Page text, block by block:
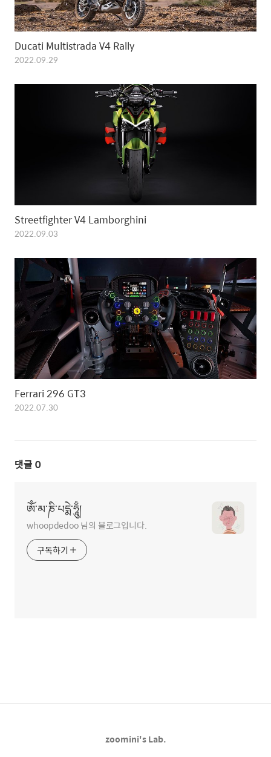
Ducati Multistrada V4 Rally
2022.09.29
Streetfighter V4 Lamborghini
2022.09.03
Ferrari 296 GT3
2022.07.30
댓글 0
ཨོཾ་མ་ཎི་པདྨེ་ཧཱུྃ།
whoopdedoo 님의 블로그입니다.
구독하기
zoomini's Lab.